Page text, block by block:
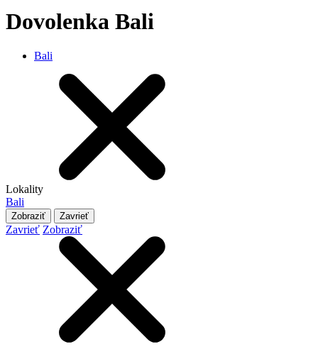
Dovolenka Bali
Bali
Lokality
Bali
Zobraziť Zavrieť
Zavrieť Zobraziť